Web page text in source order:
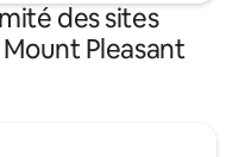
des sites
Pleasant